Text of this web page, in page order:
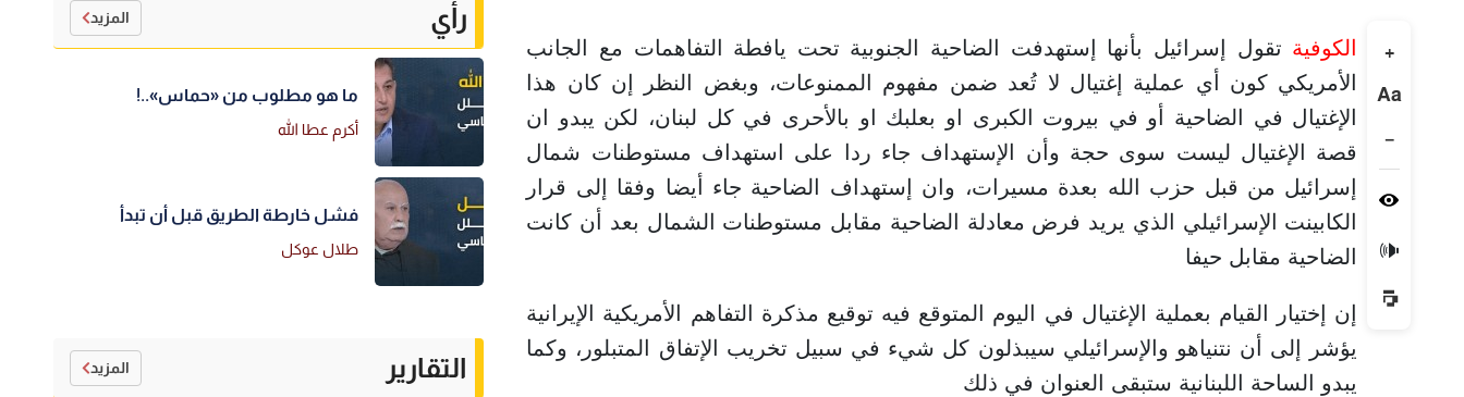
+
Aa
−
🔊
الكوفية تقول إسرائيل بأنها إستهدفت الضاحية الجنوبية تحت يافطة التفاهمات مع الجانب
الأمريكي كون أي عملية إغتيال لا تُعد ضمن مفهوم الممنوعات، وبغض النظر إن كان هذا
الإغتيال في الضاحية أو في بيروت الكبرى او بعلبك او بالأحرى في كل لبنان، لكن يبدو ان
قصة الإغتيال ليست سوى حجة وأن الإستهداف جاء ردا على استهداف مستوطنات شمال
إسرائيل من قبل حزب الله بعدة مسيرات، وان إستهداف الضاحية جاء أيضا وفقا إلى قرار
الكابينت الإسرائيلي الذي يريد فرض معادلة الضاحية مقابل مستوطنات الشمال بعد أن كانت
الضاحية مقابل حيفا
إن إختيار القيام بعملية الإغتيال في اليوم المتوقع فيه توقيع مذكرة التفاهم الأمريكية الإيرانية
يؤشر إلى أن نتنياهو والإسرائيلي سيبذلون كل شيء في سبيل تخريب الإتفاق المتبلور، وكما
يبدو الساحة اللبنانية ستبقى العنوان في ذلك
رأي المزيد
ما هو مطلوب من «حماس»..!
أكرم عطا الله
فشل خارطة الطريق قبل أن تبدأ
طلال عوكل
التقارير المزيد